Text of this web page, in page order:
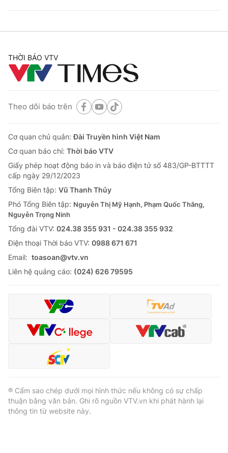
THỜI BÁO VTV
Theo dõi báo trên
Cơ quan chủ quản:Đài Truyền hình Việt Nam
Cơ quan báo chí: Thời báo VTV
Giấy phép hoạt động báo in và báo điện tử số 483/GP-BTTTT
cấp ngày 29/12/2023
Tổng Biên tập: Vũ Thanh Thủy
Phó Tổng Biên tập: Nguyễn Thị Mỹ Hạnh, Phạm Quốc Thắng,
Nguyễn Trọng Ninh
Tổng đài VTV: 024.38 355 931 - 024.38 355 932
Ðiện thoại Thời báo VTV: 0988 671 671
Email: toasoan@vtv.vn
Liên hệ quảng cáo: (024) 626 79595
® Cấm sao chép dưới mọi hình thức nếu không có sự chấp
thuận bằng văn bản. Ghi rõ nguồn VTV.vn khi phát hành lại
thông tin từ website này.